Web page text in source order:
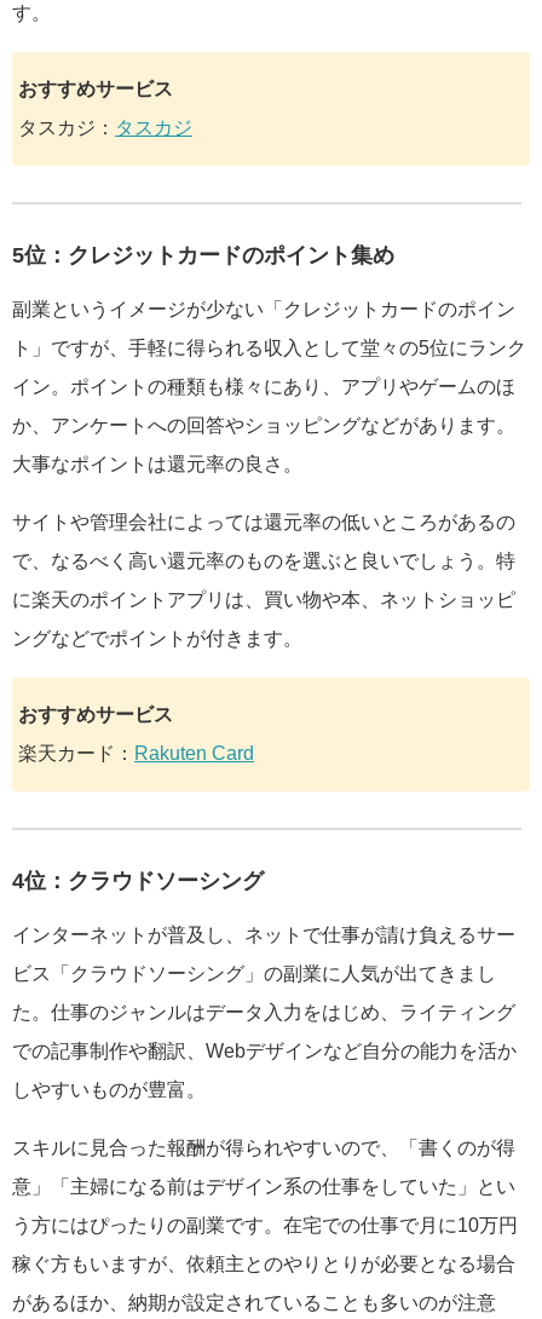
す。
おすすめサービス
タスカジ： タスカジ
5位：クレジットカードのポイント集め
副業というイメージが少ない「クレジットカードのポイン
ト」ですが、手軽に得られる収入として堂々の5位にランク
イン。ポイントの種類も様々にあり、アプリやゲームのほ
か、アンケートへの回答やショッピングなどがあります。
大事なポイントは還元率の良さ。
サイトや管理会社によっては還元率の低いところがあるの
で、なるべく高い還元率のものを選ぶと良いでしょう。特
に楽天のポイントアプリは、買い物や本、ネットショッピ
ングなどでポイントが付きます。
おすすめサービス
楽天カード： Rakuten Card
4位：クラウドソーシング
インターネットが普及し、ネットで仕事が請け負えるサー
ビス「クラウドソーシング」の副業に人気が出てきまし
た。仕事のジャンルはデータ入力をはじめ、ライティング
での記事制作や翻訳、Webデザインなど自分の能力を活か
しやすいものが豊富。
スキルに見合った報酬が得られやすいので、「書くのが得
意」「主婦になる前はデザイン系の仕事をしていた」とい
う方にはぴったりの副業です。在宅での仕事で月に10万円
稼ぐ方もいますが、依頼主とのやりとりが必要となる場合
があるほか、納期が設定されていることも多いのが注意